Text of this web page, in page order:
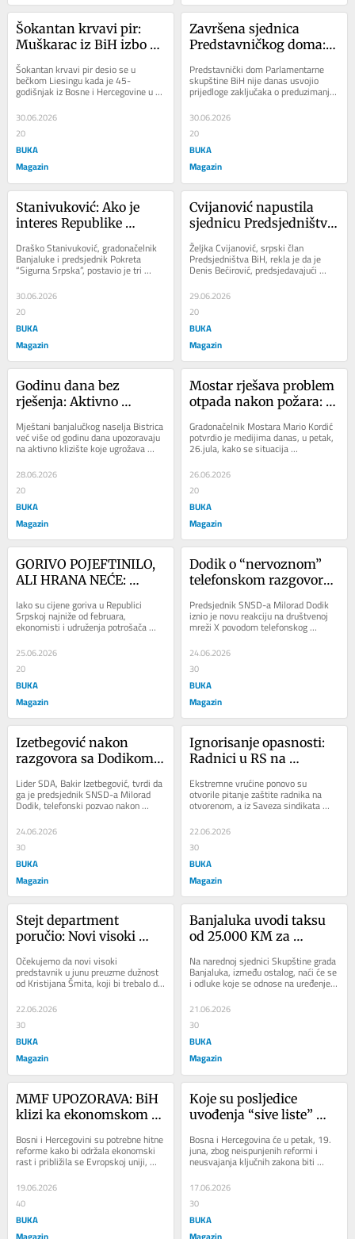
Šokantan krvavi pir:
Muškarac iz BiH izbo
bivšu vjerenicu u Beču
Šokantan krvavi pir desio se u
bečkom Liesingu kada je 45-
godišnjak iz Bosne i Hercegovine u
ponedjeljak uveče, uprkos postojećoj
zabrani...
30.06.2026
20
BUKA
Magazin
Završena sjednica
Predstavničkog doma:
čelika
Predstavnički dom Parlamentarne
skupštine BiH nije danas usvojio
prijedloge zaključaka o preduzimanju
mjera iz nadležnosti institucija BiH
s...
30.06.2026
20
BUKA
Magazin
Stanivuković: Ako je
interes Republike
januaru, zašto nije
branjen još tada?!”
Draško Stanivuković, gradonačelnik
Banjaluke i predsjednik Pokreta
“Sigurna Srpska”, postavio je tri
pitanja Željki Cvijanović, srpskom...
30.06.2026
20
BUKA
Magazin
Cvijanović napustila
sjednicu Predsjedništva
bezakonje”
Željka Cvijanović, srpski član
Predsjedništva BiH, rekla je da je
Denis Bećirović, predsjedavajući
Predsjedništva BiH, sproveo
bezakonje, te...
29.06.2026
20
BUKA
Magazin
Godinu dana bez
rješenja: Aktivno
kućama, mještani
upozoravaju na moguću
Mještani banjalučkog naselja Bistrica
već više od godinu dana upozoravaju
na aktivno klizište koje ugrožava
porodične kuće, lokalni put i...
28.06.2026
20
BUKA
Magazin
Mostar rješava problem
otpada nakon požara:
ukloniti oko 500 tona
smeća
Gradonačelnik Mostara Mario Kordić
potvrdio je medijima danas, u petak,
26.jula, kako se situacija
stabilizovala nakon požara na
odlagalištu...
26.06.2026
20
BUKA
Magazin
GORIVO POJEFTINILO,
ALI HRANA NEĆE:
očekivati niže cijene u
prodavnicama
Iako su cijene goriva u Republici
Srpskoj najniže od februara,
ekonomisti i udruženja potrošača
upozoravaju da pojeftinjenje goriva
neće donijeti...
25.06.2026
20
BUKA
Magazin
Dodik o “nervoznom”
telefonskom razgovoru
sam se smijao”
Predsjednik SNSD-a Milorad Dodik
iznio je novu reakciju na društvenoj
mreži X povodom telefonskog
razgovora sa liderom SDA Bakirom
Izetbegovićem....
24.06.2026
30
BUKA
Magazin
Izetbegović nakon
razgovora sa Dodikom:
cenzure
Lider SDA, Bakir Izetbegović, tvrdi da
ga je predsjednik SNSD-a Milorad
Dodik, telefonski pozvao nakon
njegovog gostovanja na Federalnoj
televiziji....
24.06.2026
30
BUKA
Magazin
Ignorisanje opasnosti:
Radnici u RS na
rade bez zakonske
zaštite
Ekstremne vrućine ponovo su
otvorile pitanje zaštite radnika na
otvorenom, a iz Saveza sindikata
Republike Srpske upozoravaju da
nadležni godinama...
22.06.2026
30
BUKA
Magazin
Stejt department
poručio: Novi visoki
juna
Očekujemo da novi visoki
predstavnik u junu preuzme dužnost
od Kristijana Šmita, koji bi trebalo da
ode u ovom mjesecu, poručili su iz
američkog...
22.06.2026
30
BUKA
Magazin
Banjaluka uvodi taksu
od 25.000 KM za
Na narednoj sjednici Skupštine grada
Banjaluka, između ostalog, naći će se
i odluke koje se odnose na uređenje
javnog prostora, komunalni red i...
21.06.2026
30
BUKA
Magazin
MMF UPOZORAVA: BiH
klizi ka ekonomskom
dugovi i inflacija
Bosni i Hercegovini su potrebne hitne
reforme kako bi održala ekonomski
rast i približila se Evropskoj uniji,
navodi se u zaključcima
Međunarodnog...
19.06.2026
40
BUKA
Koje su posljedice
uvođenja “sive liste”
Bosna i Hercegovina će u petak, 19.
juna, zbog neispunjenih reformi i
neusvajanja ključnih zakona biti
vraćena na “sivu listu” Komiteta...
17.06.2026
30
BUKA